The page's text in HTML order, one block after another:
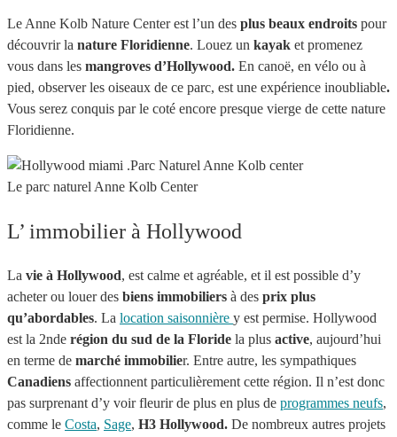
Le Anne Kolb Nature Center est l’un des plus beaux endroits pour
découvrir la nature Floridienne. Louez un kayak et promenez
vous dans les mangroves d’Hollywood. En canoë, en vélo ou à
pied, observer les oiseaux de ce parc, est une expérience inoubliable.
Vous serez conquis par le coté encore presque vierge de cette nature
Floridienne.
Le parc naturel Anne Kolb Center
L’ immobilier à Hollywood
La vie à Hollywood, est calme et agréable, et il est possible d’y
acheter ou louer des biens immobiliers à des prix plus
qu’abordables. La location saisonnière y est permise. Hollywood
est la 2nde région du sud de la Floride la plus active, aujourd’hui
en terme de marché immobilier. Entre autre, les sympathiques
Canadiens affectionnent particulièrement cette région. Il n’est donc
pas surprenant d’y voir fleurir de plus en plus de programmes neufs,
comme le Costa, Sage, H3 Hollywood. De nombreux autres projets